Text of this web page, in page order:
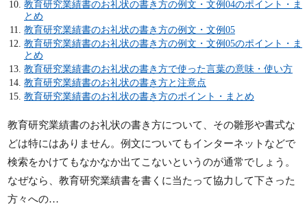
教育研究業績書のお礼状の書き方の例文・文例04のポイント・ま
とめ
教育研究業績書のお礼状の書き方の例文・文例05
教育研究業績書のお礼状の書き方の例文・文例05のポイント・ま
とめ
教育研究業績書のお礼状の書き方で使った言葉の意味・使い方
教育研究業績書のお礼状の書き方と注意点
教育研究業績書のお礼状の書き方のポイント・まとめ
教育研究業績書のお礼状の書き方について、その雛形や書式な
どは特にはありません。例文についてもインターネットなどで
検索をかけてもなかなか出てこないというのが通常でしょう。
なぜなら、教育研究業績書を書くに当たって協力して下さった
方々への…